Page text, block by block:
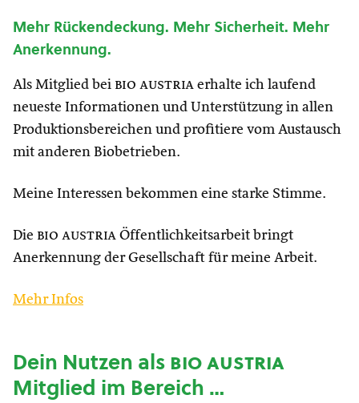
Mehr Rückendeckung. Mehr Sicherheit. Mehr
Anerkennung.
Als Mitglied bei bio austria erhalte ich laufend
neueste Informationen und Unterstützung in allen
Produktionsbereichen und profitiere vom Austausch
mit anderen Biobetrieben.
Meine Interessen bekommen eine starke Stimme.
Die bio austria Öffentlichkeitsarbeit bringt
Anerkennung der Gesellschaft für meine Arbeit.
Mehr Infos
Dein Nutzen alsbio austria
Mitglied im Bereich …